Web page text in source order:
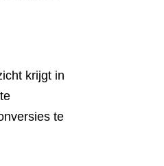
krijgt in
te